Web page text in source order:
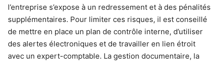
l’entreprise s’expose à un redressement et à des pénalités
supplémentaires. Pour limiter ces risques, il est conseillé
de mettre en place un plan de contrôle interne, d’utiliser
des alertes électroniques et de travailler en lien étroit
avec un expert-comptable. La gestion documentaire, la